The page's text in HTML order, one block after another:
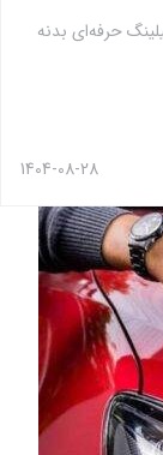
حرفه‌ای بدنه
1404-08-28